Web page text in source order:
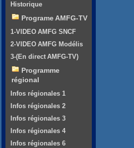
Historique
Programe AMFG-TV
1-VIDEO AMFG SNCF
2-VIDEO AMFG Modélis
3-(En direct AMFG-TV)
Programme
régional
Infos régionales 1
Infos régionales 2
Infos régionales 3
Infos régionales 4
Infos régionales 6